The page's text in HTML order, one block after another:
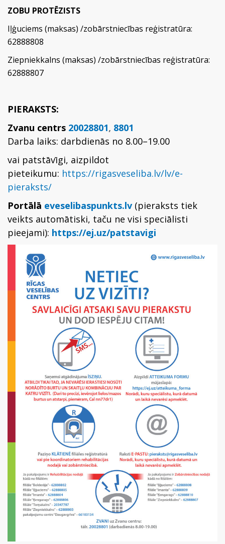
ZOBU PROTĒZISTS
Iļģuciems (maksas) /zobārstniecības reģistratūra:
62888808
Ziepniekkalns (maksas) /zobārstniecības reģistratūra:
62888807
PIERAKSTS:
Zvanu centrs 20028801, 8801
Darba laiks: darbdienās no 8.00–19.00
vai patstāvīgi, aizpildot
pieteikumu: https://rigasveseliba.lv/lv/e-
pieraksts/
Portālā eveselibaspunkts.lv (pieraksts tiek
veikts automātiski, taču ne visi speciālisti
pieejami): https://ej.uz/patstavigi